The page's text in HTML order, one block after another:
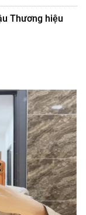
Thương hiệu